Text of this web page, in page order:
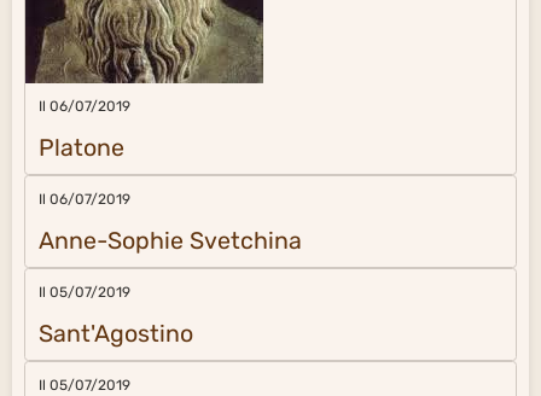
Il 06/07/2019
Platone
Il 06/07/2019
Anne-Sophie Svetchina
Il 05/07/2019
Sant'Agostino
Il 05/07/2019